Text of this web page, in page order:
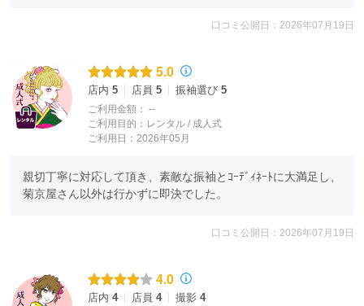
口コミ公開日：2026年07月19日
5.0
店内 5 店員 5 振袖選び 5
ご利用金額： --
ご利用目的： レンタル / 成人式
ご利用日：2026年05月
親切丁寧に対応して頂き、素敵な振袖とｺｰﾃﾞｨﾈｰﾄに大満足し、
菊京屋さん以外は行かずに即決でした。
口コミ公開日：2026年07月19日
4.0
店内 4 店員 4 撮影 4